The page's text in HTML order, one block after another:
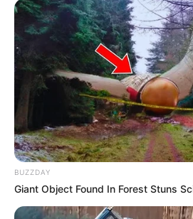
BUZZDAY
Giant Object Found In Forest Stuns